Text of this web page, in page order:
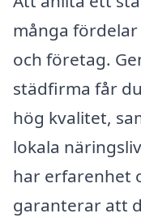
många
och företag.
städfirma får
hög kvalitet,
lokala
har erfarenhet
garanterar att